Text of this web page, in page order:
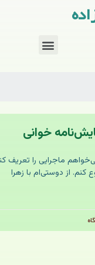
خوانی
ماجرایی را تعریف
کنم. از دوستی‌ام با زهرا